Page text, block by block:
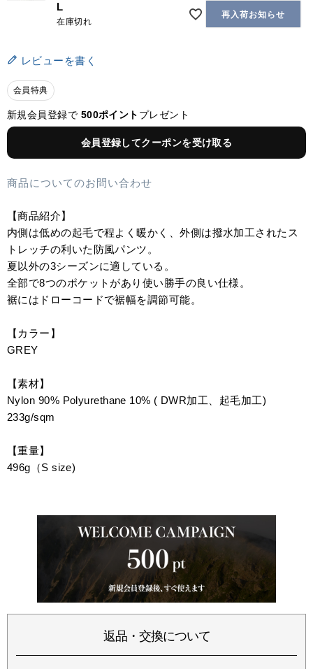
L
在庫切れ
再入荷お知らせ
レビューを書く
会員特典
新規会員登録で 500ポイント プレゼント
会員登録してクーポンを受け取る
商品についてのお問い合わせ
【商品紹介】
内側は低めの起毛で程よく暖かく、外側は撥水加工されたス
トレッチの利いた防風パンツ。
夏以外の3シーズンに適している。
全部で8つのポケットがあり使い勝手の良い仕様。
裾にはドローコードで裾幅を調節可能。
【カラー】
GREY
【素材】
Nylon 90% Polyurethane 10% ( DWR加工、起毛加工)
233g/sqm
【重量】
496g（S size)
返品・交換について